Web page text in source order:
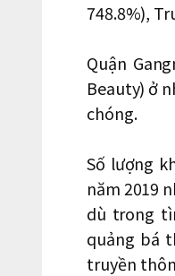
748.8%),
Quận
Beauty) ở
chóng.
Số lượng
năm 2019
dù trong
quảng bá
truyền